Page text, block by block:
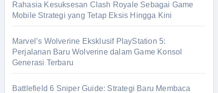
Rahasia Kesuksesan Clash Royale Sebagai Game
Mobile Strategi yang Tetap Eksis Hingga Kini
Marvel’s Wolverine Eksklusif PlayStation 5:
Perjalanan Baru Wolverine dalam Game Konsol
Generasi Terbaru
Battlefield 6 Sniper Guide: Strategi Baru Membaca